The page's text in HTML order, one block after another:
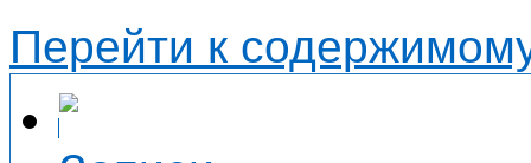
Перейти к